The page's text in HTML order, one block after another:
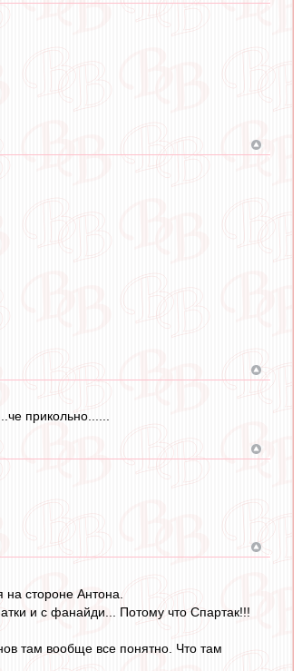
прикольно......
стороне Антона.
и с фанайди... Потому что Спартак!!!
там вообще все понятно. Что там